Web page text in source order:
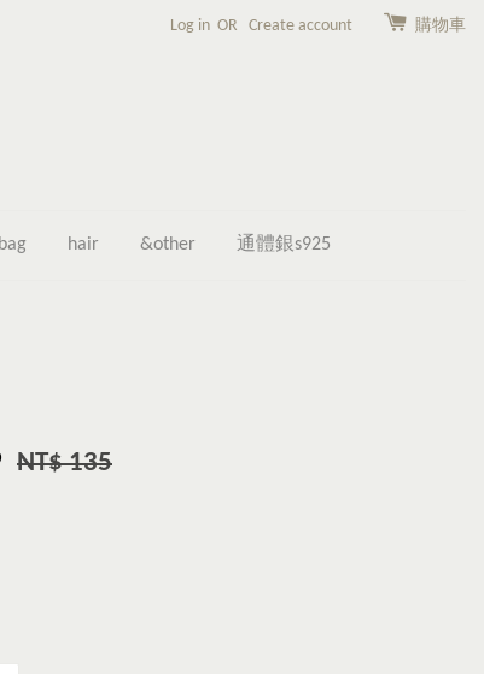
Log in OR Create account 購物車
bag hair &other 通體銀s925
NT$ 135